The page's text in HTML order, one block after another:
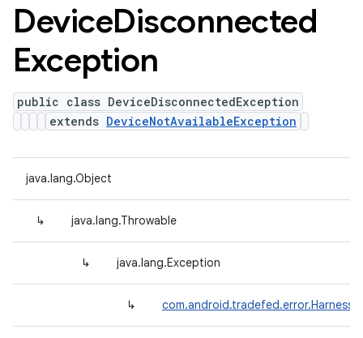
DeviceDisconnected
Exception
public class DeviceDisconnectedException
extends DeviceNotAvailableException
java.lang.Object
↳ java.lang.Throwable
↳ java.lang.Exception
↳